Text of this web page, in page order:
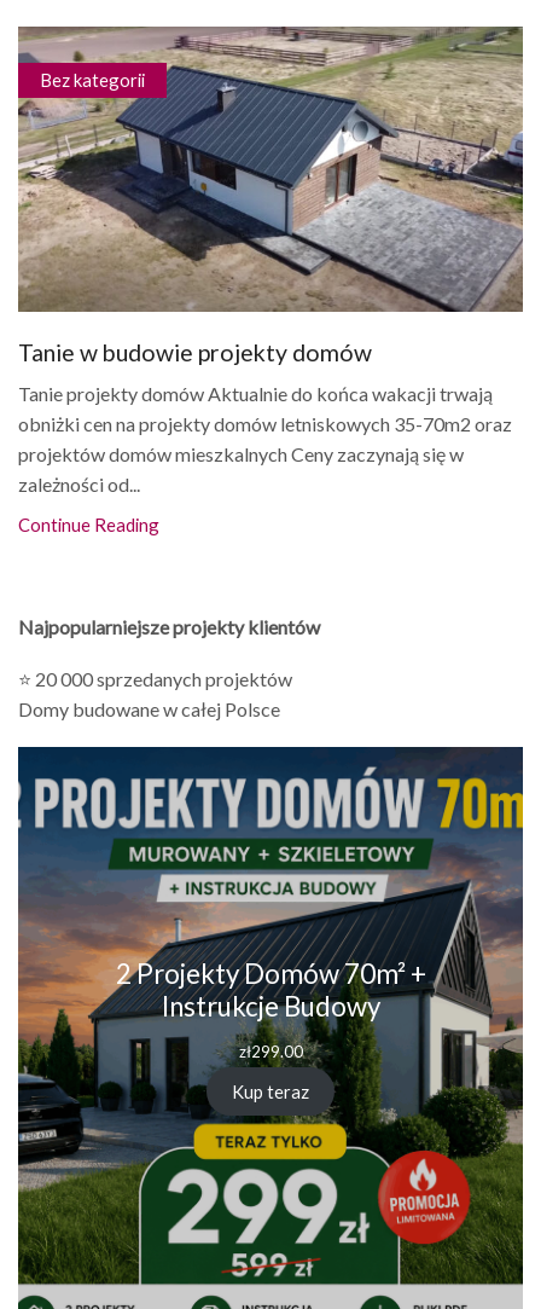
Bez kategorii
Tanie w budowie projekty domów
Tanie projekty domów Aktualnie do końca wakacji trwają
obniżki cen na projekty domów letniskowych 35-70m2 oraz
projektów domów mieszkalnych Ceny zaczynają się w
zależności od...
Continue Reading
Najpopularniejsze projekty klientów
⭐ 20 000 sprzedanych projektów
Domy budowane w całej Polsce
2 Projekty Domów 70m² +
Instrukcje Budowy
zł299.00
Kup teraz